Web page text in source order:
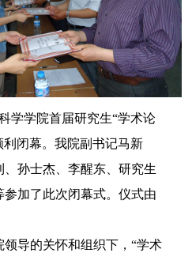
学学院首届研究生“学术论
利闭幕。我院副书记马新
孙士杰、李醒东、研究生
加了此次闭幕式。仪式由
导的关怀和组织下，“学术